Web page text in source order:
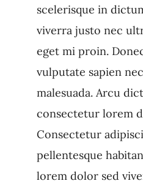
scelerisque in
viverra justo nec
eget mi proin.
vulputate sapien
malesuada. Arcu
consectetur lorem
Consectetur
pellentesque
lorem dolor sed